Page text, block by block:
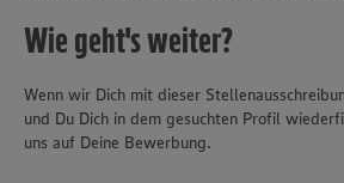
Wir setzen Cookies und andere
Wie geht's weiter?
Wenn wir Dich mit dieser
und Du Dich in dem gesuchten Profil
uns auf Deine Bewerbung.